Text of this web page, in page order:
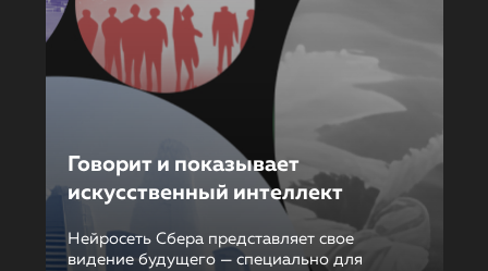
Говорит и показывает
искусственный интеллект
Нейросеть Сбера представляет свое
видение будущего — специально для